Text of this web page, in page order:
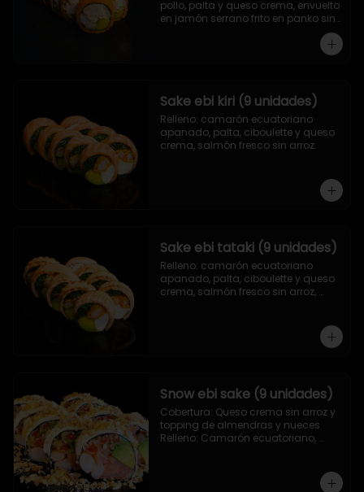
pollo, palta y queso crema, envuelto
en jamón serrano frito en panko sin
Sake ebi kiri (9 unidades)
Relleno: camarón ecuatoriano
apanado, palta, ciboulette y queso
crema, salmón fresco sin arroz.
Sake ebi tataki (9 unidades)
Relleno: camarón ecuatoriano
apanado, palta, ciboulette y queso
crema, salmón fresco sin arroz,
Snow ebi sake (9 unidades)
Cobertura: Queso crema sin arroz y
topping de almendras y nueces
Relleno: Camarón ecuatoriano,